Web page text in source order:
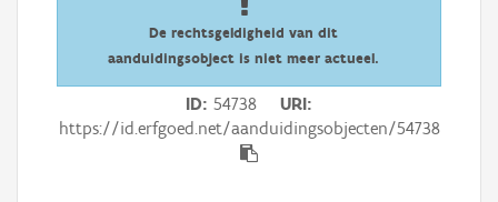
Downloads
De rechtsgeldigheid van dit
aanduidingsobject is niet meer actueel.
ID 54738
URI
https://id.erfgoed.net/aanduidingsobjecten/54738